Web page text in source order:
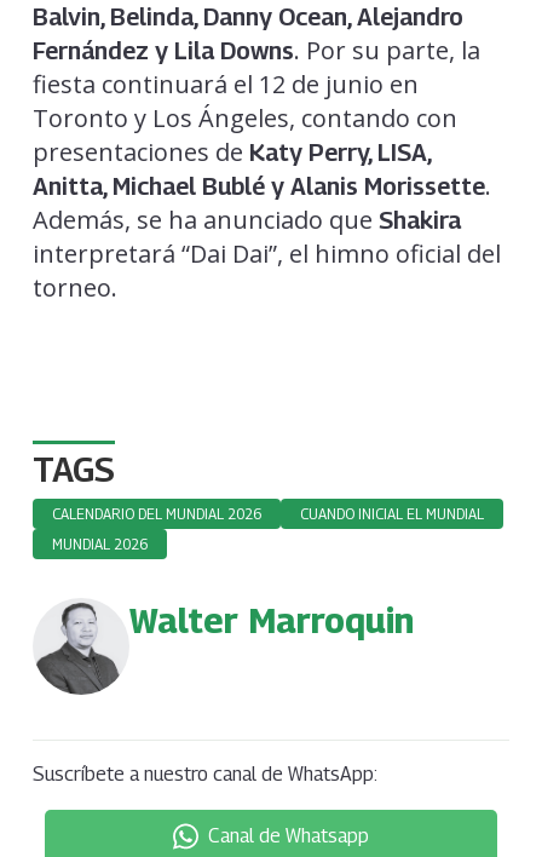
Balvin, Belinda, Danny Ocean, Alejandro
Fernández y Lila Downs. Por su parte, la
fiesta continuará el 12 de junio en
Toronto y Los Ángeles, contando con
presentaciones de Katy Perry, LISA,
Anitta, Michael Bublé y Alanis Morissette.
Además, se ha anunciado que Shakira
interpretará “Dai Dai”, el himno oficial del
torneo.
TAGS
CALENDARIO DEL MUNDIAL 2026
CUANDO INICIAL EL MUNDIAL
MUNDIAL 2026
Walter Marroquin
Suscríbete a nuestro canal de WhatsApp:
Canal de Whatsapp